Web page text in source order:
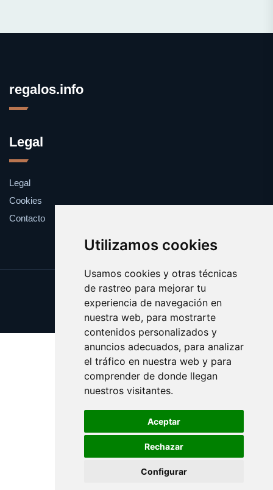
Utilizamos cookies
Usamos cookies y otras técnicas
de rastreo para mejorar tu
experiencia de navegación en
nuestra web, para mostrarte
contenidos personalizados y
anuncios adecuados, para analizar
el tráfico en nuestra web y para
comprender de donde llegan
nuestros visitantes.
Aceptar
Rechazar
Configurar
regalos.info
Legal
Legal
Cookies
Contacto
Update cookies preferences
Copyright © 2025 regalos.info